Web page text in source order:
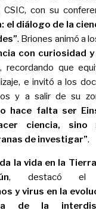
con su
el diálogo de la
. Briones animó a
con curiosidad
, recordando que
e invitó a los
y a salir de su
hace falta ser
ciencia, sino
de investigar”.
la vida en la
, destacó
y virus en la
de la